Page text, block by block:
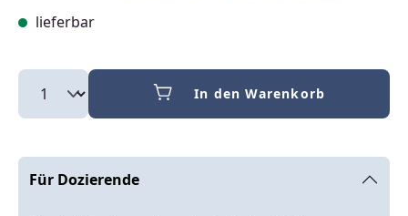
lieferbar
In den Warenkorb
Für Dozierende